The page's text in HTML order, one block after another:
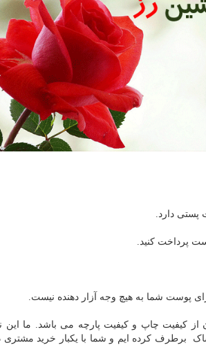
پستی دارد.
پرداخت کنید.
پوست شما به هیچ وجه آزار دهنده نیست.
کیفیت چاپ و کیفیت پارچه می باشد. ما این
برطرف کرده ایم و شما با یکبار خرید مشتری